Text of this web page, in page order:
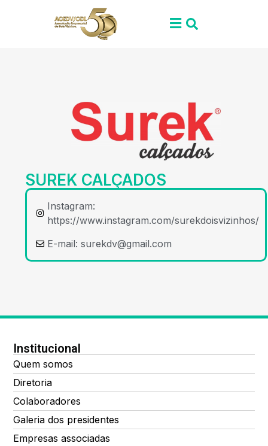
SUREK CALÇADOS
Instagram:
https://www.instagram.com/surekdoisvizinhos/
E-mail: surekdv@gmail.com
Institucional
Quem somos
Diretoria
Colaboradores
Galeria dos presidentes
Empresas associadas